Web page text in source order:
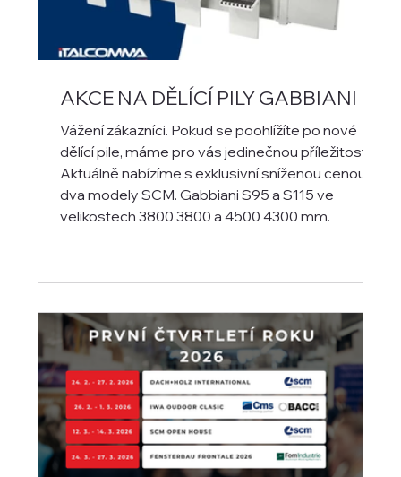
AKCE NA DĚLÍCÍ PILY GABBIANI
Vážení zákazníci. Pokud se poohlížíte po nové
dělící pile, máme pro vás jedinečnou příležitost.
Aktuálně nabízíme s exklusivní sníženou cenou
dva modely SCM. Gabbiani S95 a S115 ve
velikostech 3800 3800 a 4500 4300 mm.